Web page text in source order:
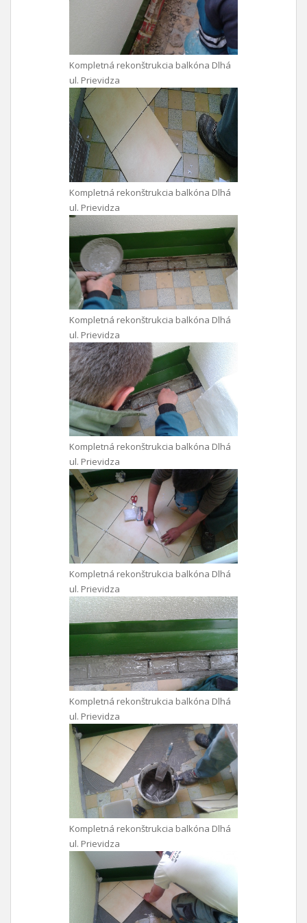
Kompletná rekonštrukcia balkóna Dlhá
ul. Prievidza
Kompletná rekonštrukcia balkóna Dlhá
ul. Prievidza
Kompletná rekonštrukcia balkóna Dlhá
ul. Prievidza
Kompletná rekonštrukcia balkóna Dlhá
ul. Prievidza
Kompletná rekonštrukcia balkóna Dlhá
ul. Prievidza
Kompletná rekonštrukcia balkóna Dlhá
ul. Prievidza
Kompletná rekonštrukcia balkóna Dlhá
ul. Prievidza